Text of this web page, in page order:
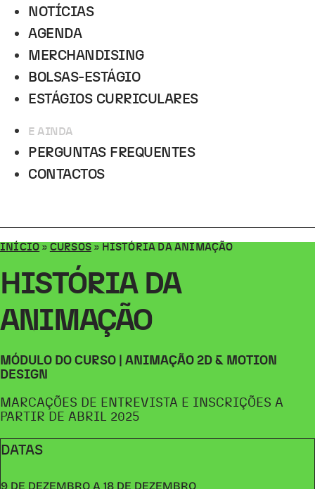
NOTÍCIAS
AGENDA
MERCHANDISING
BOLSAS-ESTÁGIO
ESTÁGIOS CURRICULARES
E AINDA
PERGUNTAS FREQUENTES
CONTACTOS
INÍCIO » CURSOS » HISTÓRIA DA ANIMAÇÃO
HISTÓRIA DA
ANIMAÇÃO
MÓDULO DO CURSO | ANIMAÇÃO 2D & MOTION
DESIGN
MARCAÇÕES DE ENTREVISTA E INSCRIÇÕES A
PARTIR DE ABRIL 2025
DATAS
9 DE DEZEMBRO A 18 DE DEZEMBRO